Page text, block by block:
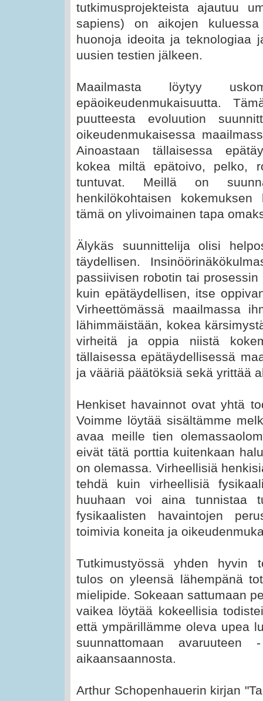
tutkimusprojekteista ajautuu
sapiens) on aikojen
huonoja ideoita ja teknologiaa
uusien testien jälkeen.
Maailmasta löytyy
epäoikeudenmukaisuutta.
puutteesta evoluution
oikeudenmukaisessa
Ainoastaan tällaisessa
kokea miltä epätoivo, pelko,
tuntuvat. Meillä on
henkilökohtaisen
tämä on ylivoimainen tapa
Älykäs suunnittelija olisi
täydellisen.
passiivisen robotin tai
kuin epätäydellisen, itse
Virheettömässä maailmassa
lähimmäistään, kokea
virheitä ja oppia niistä
tällaisessa epätäydellisessä
ja vääriä päätöksiä sekä yrittää
Henkiset havainnot ovat yhtä
Voimme löytää sisältämme
avaa meille tien
eivät tätä porttia kuitenkaan
on olemassa. Virheellisiä
tehdä kuin virheellisiä
huuhaan voi aina tunnistaa
fysikaalisten havaintojen
toimivia koneita ja
Tutkimustyössä yhden hyvin
tulos on yleensä lähempänä
mielipide. Sokeaan sattumaan
vaikea löytää kokeellisia
että ympärillämme oleva upea
suunnattomaan
aikaansaannosta.
Arthur Schopenhauerin kirjan